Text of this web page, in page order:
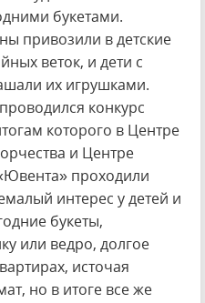
букетами.
привозили в детские
веток, и дети с
их игрушками.
конкурс
которого в Центре
и Центре
проходили
интерес у детей и
букеты,
или ведро, долгое
источая
но в итоге все же